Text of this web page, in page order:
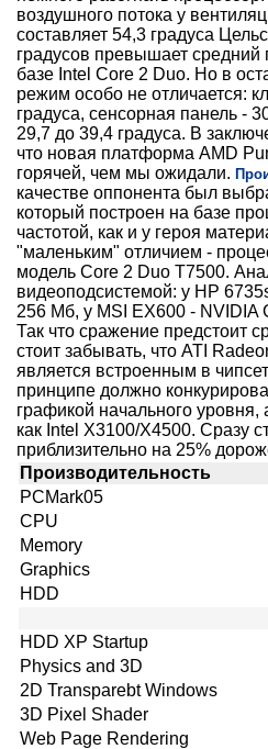
воздушного потока у
составляет 54,3 градуса
градусов превышает средний
базе Intel Core 2 Duo. Но в
режим особо не отличается:
градуса, сенсорная панель -
29,7 до 39,4 градуса. В
что новая платформа AMD
горячей, чем мы ожидали.
качестве оппонента был
который построен на базе
частотой, как и у героя
"маленьким" отличием -
модель Core 2 Duo T7500.
видеоподсистемой: у HP
256 Мб, у MSI EX600 - NVIDIA
Так что сражение предстоит
стоит забывать, что ATI
является встроенным в
принципе должно
графикой начального
как Intel X3100/X4500. Сразу
приблизительно на 25%
Производительность
PCMark05
CPU
Memory
Graphics
HDD
HDD XP Startup
Physics and 3D
2D Transparebt Windows
3D Pixel Shader
Web Page Rendering